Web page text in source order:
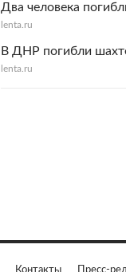
Два человека
lenta.ru
В ДНР погибли
lenta.ru